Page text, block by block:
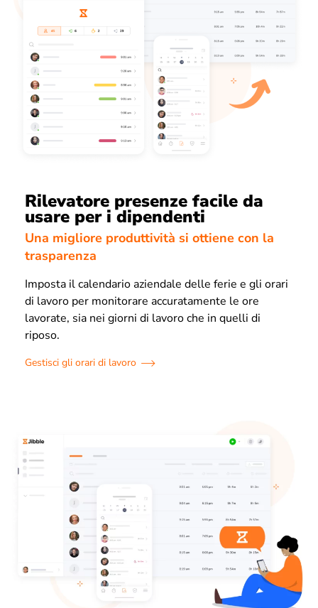
Rilevatore presenze facile da
usare per i dipendenti
Una migliore produttività si ottiene con la
trasparenza
Imposta il calendario aziendale delle ferie e gli orari
di lavoro per monitorare accuratamente le ore
lavorate, sia nei giorni di lavoro che in quelli di
riposo.
Gestisci gli orari di lavoro